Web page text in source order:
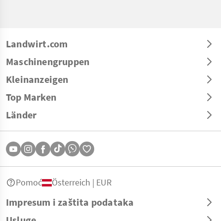
Landwirt.com
Maschinengruppen
Kleinanzeigen
Top Marken
Länder
Impresum i zaštita podataka
Pomoć Österreich | EUR